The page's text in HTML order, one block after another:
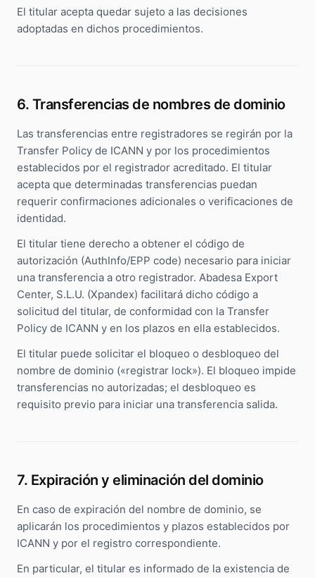
El titular acepta quedar sujeto a las decisiones
adoptadas en dichos procedimientos.
6. Transferencias de nombres de dominio
Las transferencias entre registradores se regirán por la
Transfer Policy de ICANN y por los procedimientos
establecidos por el registrador acreditado. El titular
acepta que determinadas transferencias puedan
requerir confirmaciones adicionales o verificaciones de
identidad.
El titular tiene derecho a obtener el código de
autorización (AuthInfo/EPP code) necesario para iniciar
una transferencia a otro registrador. Abadesa Export
Center, S.L.U. (Xpandex) facilitará dicho código a
solicitud del titular, de conformidad con la Transfer
Policy de ICANN y en los plazos en ella establecidos.
El titular puede solicitar el bloqueo o desbloqueo del
nombre de dominio («registrar lock»). El bloqueo impide
transferencias no autorizadas; el desbloqueo es
requisito previo para iniciar una transferencia salida.
7. Expiración y eliminación del dominio
En caso de expiración del nombre de dominio, se
aplicarán los procedimientos y plazos establecidos por
ICANN y por el registro correspondiente.
En particular, el titular es informado de la existencia de